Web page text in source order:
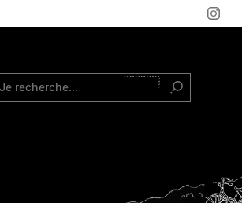
Rechercher